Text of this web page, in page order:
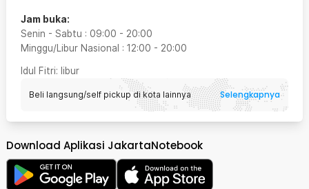
Jam buka:
Senin - Sabtu : 09:00 - 20:00
Minggu/Libur Nasional : 12:00 - 20:00
Idul Fitri: libur
Beli langsung/self pickup di kota lainnya Selengkapnya
Download Aplikasi JakartaNotebook